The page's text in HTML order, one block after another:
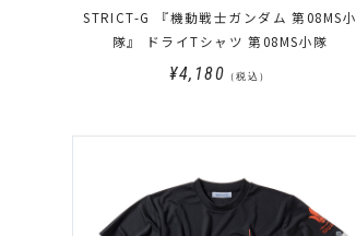
STRICT-G 『機動戦士ガンダム 第08MS小
隊』 ドライTシャツ 第08MS小隊
¥4,180 （税込）